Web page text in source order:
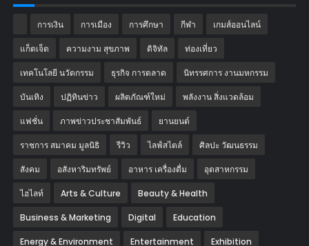
การเงิน การเมือง การศึกษา กีฬา เกมส์ออนไลน์
แก็ตเจ็ต ความงาม สุขภาพ ดิจิทัล ท่องเที่ยว
เทคโนโลยี นวัตกรรม ธุรกิจ การตลาด นิทรรศการ งานมหกรรม
บันเทิง ปฏิทินข่าว ผลิตภัณฑ์ใหม่ พลังงาน สิ่งแวดล้อม
แฟชั่น ภาพข่าวประชาสัมพันธ์ ‎ยานยนต์‎
ราชการ สมาคม มูลนิธิ รีวิว ไลฟ์สไตล์ ศิลปะ วัฒนธรรม
สังคม อสังหาริมทรัพย์ อาหาร เครื่องดื่ม อุตสาหกรรม
ไฮไลท์ Arts & Culture Beauty & Health
Business & Marketing Digital Education
Energy & Environment Entertainment Exhibition